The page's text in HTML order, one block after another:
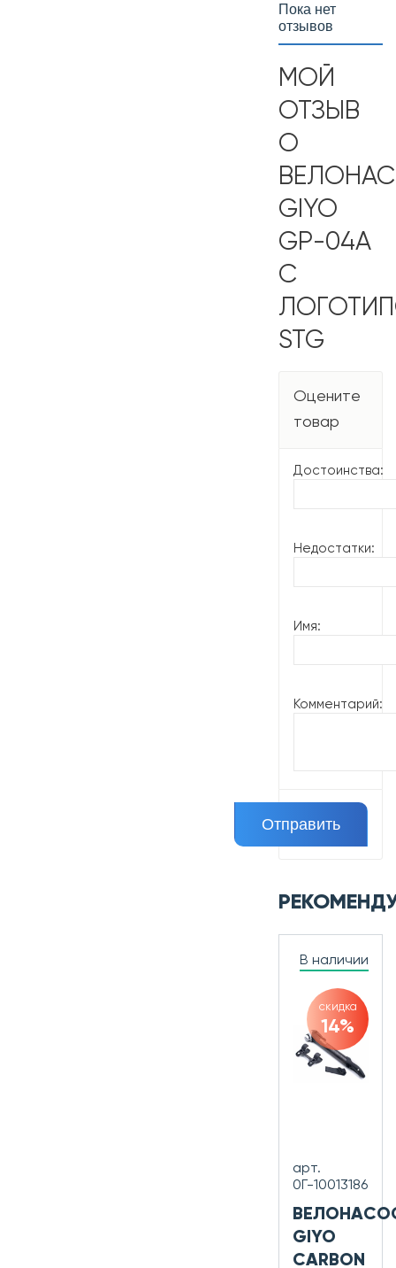
Пока нет
отзывов
МОЙ
ОТЗЫВ
О
GIYO
GP-04А
С
STG
Оцените
товар
Достоинства:
Недостатки:
Имя:
Комментарий:
В наличии
скидка
14%
арт.
0Г-10013186
GIYO
CARBON